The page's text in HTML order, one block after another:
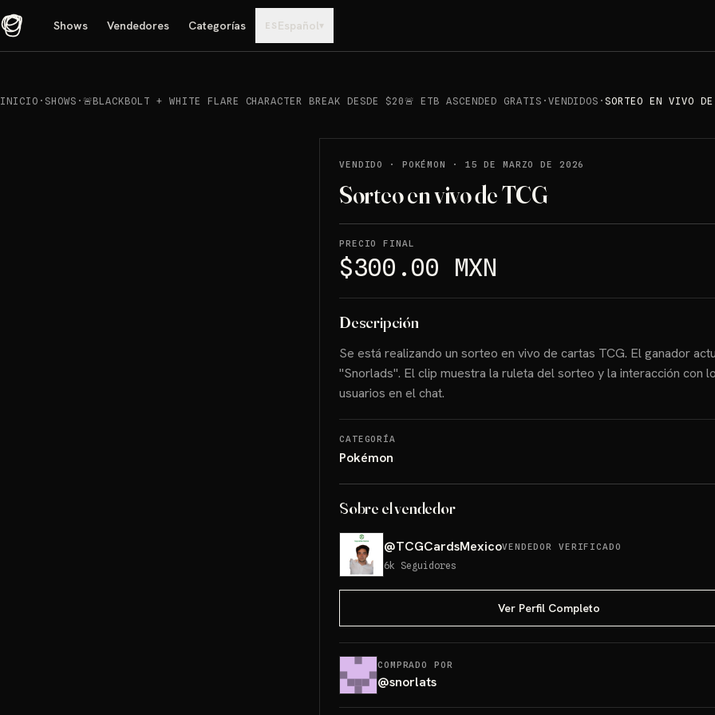
Shows Vendedores Categorías ES Español▾
INICIO · SHOWS · 🚨BLACKBOLT + WHITE FLARE CHARACTER BREAK DESDE $20🚨 ETB ASCENDED GRATIS · VENDIDOS ·SORTEO EN VIVO
VENDIDO · POKÉMON · 15 DE MARZO DE 2026
Sorteo en vivo de TCG
PRECIO FINAL
$300.00 MXN
Descripción
Se está realizando un sorteo en vivo de cartas TCG. El ganador
"Snorlads". El clip muestra la ruleta del sorteo y la interacción con
usuarios en el chat.
CATEGORÍA
Pokémon
Sobre el vendedor
@TCGCardsMexicoVENDEDOR VERIFICADO
6k Seguidores
Ver Perfil Completo
COMPRADO POR
@snorlats